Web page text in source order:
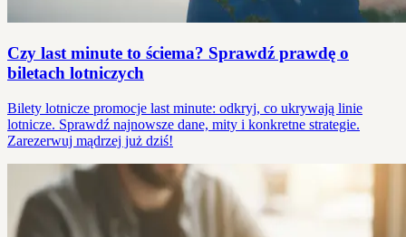
Czy last minute to ściema? Sprawdź prawdę o
biletach lotniczych
Bilety lotnicze promocje last minute: odkryj, co ukrywają linie
lotnicze. Sprawdź najnowsze dane, mity i konkretne strategie.
Zarezerwuj mądrzej już dziś!